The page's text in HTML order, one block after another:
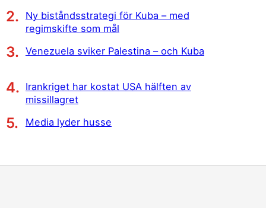
Ny biståndsstrategi för Kuba – med
regimskifte som mål
Venezuela sviker Palestina – och Kuba
Irankriget har kostat USA hälften av
missillagret
Media lyder husse